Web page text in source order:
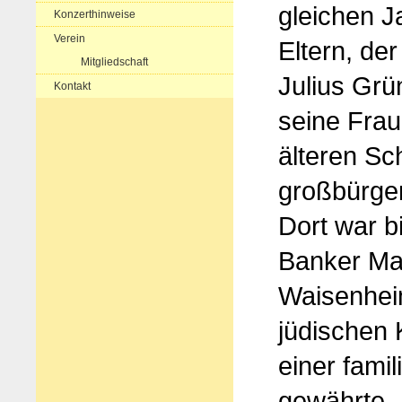
Konzerthinweise
Verein
Mitgliedschaft
Kontakt
gleichen
Eltern,
Julius
seine
älteren
Dort war
Banker
jüdischen
einer